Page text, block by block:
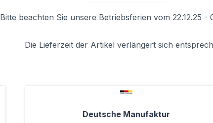
Bitte beachten Sie unsere Betriebsferien vom 22.12.25 -
Die Lieferzeit der Artikel verlängert sich
Deutsche Manufaktur